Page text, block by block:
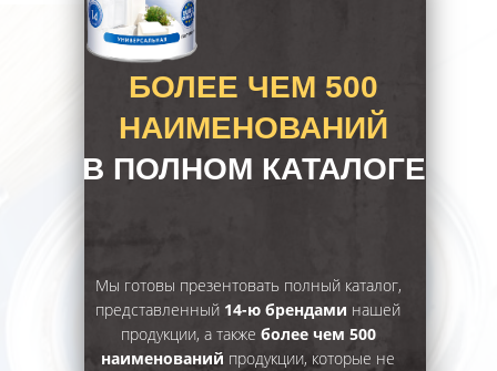
БОЛЕЕ ЧЕМ 500
НАИМЕНОВАНИЙ
В ПОЛНОМ КАТАЛОГЕ
Мы готовы презентовать полный каталог,
представленный 14-ю брендами нашей
продукции, а также более чем 500
наименований продукции, которые не